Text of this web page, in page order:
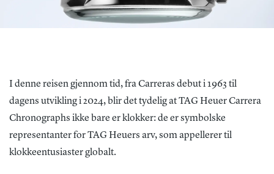
I denne reisen gjennom tid, fra Carreras debut i 1963 til
dagens utvikling i 2024, blir det tydelig at TAG Heuer Carrera
Chronographs ikke bare er klokker: de er symbolske
representanter for TAG Heuers arv, som appellerer til
klokkeentusiaster globalt.